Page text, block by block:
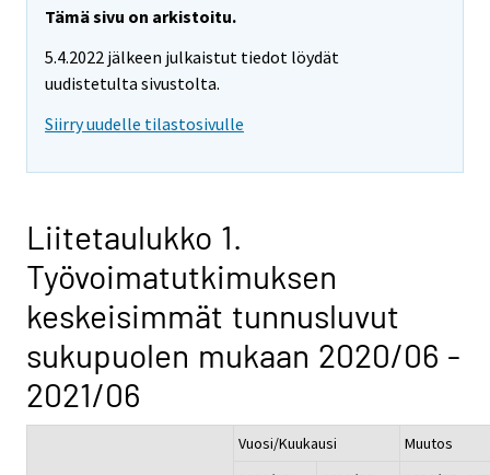
Tämä sivu on arkistoitu.
5.4.2022 jälkeen julkaistut tiedot löydät
uudistetulta sivustolta.
Siirry uudelle tilastosivulle
Liitetaulukko 1.
Työvoimatutkimuksen
keskeisimmät tunnusluvut
sukupuolen mukaan 2020/06 -
2021/06
Vuosi/Kuukausi
Muutos